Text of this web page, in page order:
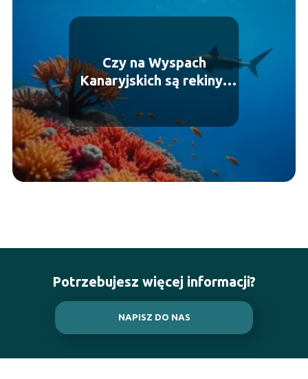
Czy na Wyspach
Kanaryjskich są rekiny?
Fakty i mity o
drapieżnikach
Potrzebujesz więcej informacji?
NAPISZ DO NAS